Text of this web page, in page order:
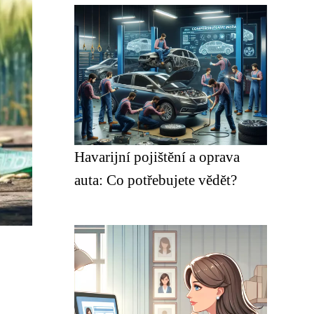
Havarijní pojištění a oprava
auta: Co potřebujete vědět?